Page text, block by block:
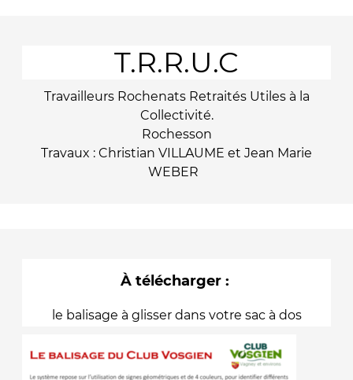
T.R.R.U.C
Travailleurs Rochenats Retraités Utiles à la
Collectivité.
Rochesson
Travaux : Christian VILLAUME et Jean Marie
WEBER
À télécharger :
e balisage à glisser dans votre sac à dos